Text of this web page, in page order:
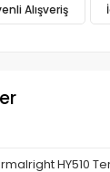
Alışveriş
HY510